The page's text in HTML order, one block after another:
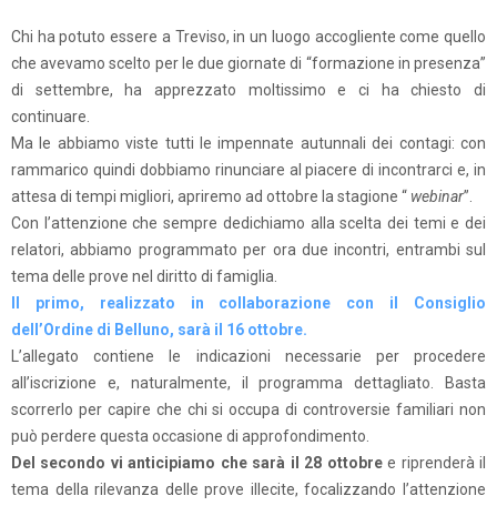
Chi ha potuto essere a Treviso, in un luogo accogliente come quello
che avevamo scelto per le due giornate di “formazione in presenza”
di settembre, ha apprezzato moltissimo e ci ha chiesto di
continuare.
Ma le abbiamo viste tutti le impennate autunnali dei contagi: con
rammarico quindi dobbiamo rinunciare al piacere di incontrarci e, in
attesa di tempi migliori, apriremo ad ottobre la stagione “ webinar”.
Con l’attenzione che sempre dedichiamo alla scelta dei temi e dei
relatori, abbiamo programmato per ora due incontri, entrambi sul
tema delle prove nel diritto di famiglia.
Il primo, realizzato in collaborazione con il Consiglio
dell’Ordine di Belluno, sarà il 16 ottobre.
L’allegato contiene le indicazioni necessarie per procedere
all’iscrizione e, naturalmente, il programma dettagliato. Basta
scorrerlo per capire che chi si occupa di controversie familiari non
può perdere questa occasione di approfondimento.
Del secondo vi anticipiamo che sarà il 28 ottobree riprenderà il
tema della rilevanza delle prove illecite, focalizzando l’attenzione